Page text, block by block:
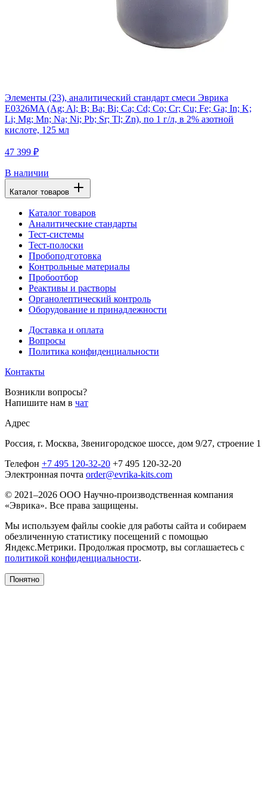
Элементы (23), аналитический стандарт смеси Эврика
E0326MA (Ag; Al; B; Ba; Bi; Ca; Cd; Co; Cr; Cu; Fe; Ga; In; K;
Li; Mg; Mn; Na; Ni; Pb; Sr; Tl; Zn), по 1 г/л, в 2% азотной
кислоте, 125 мл
47 399 ₽
В наличии
Каталог товаров
Каталог товаров
Аналитические стандарты
Тест-системы
Тест-полоски
Пробоподготовка
Контрольные материалы
Пробоотбор
Реактивы и растворы
Органолептический контроль
Оборудование и принадлежности
Доставка и оплата
Вопросы
Политика конфиденциальности
Контакты
Возникли вопросы?
Напишите нам в чат
Адрес
Россия, г. Москва, Звенигородское шоссе, дом 9/27, строение 1
Телефон +7 495 120-32-20 +7 495 120-32-20
Электронная почта order@evrika-kits.com
© 2021–2026 ООО Научно-производственная компания
«Эврика». Все права защищены.
Мы используем файлы cookie для работы сайта и собираем
обезличенную статистику посещений с помощью
Яндекс.Метрики. Продолжая просмотр, вы соглашаетесь с
политикой конфиденциальности.
Понятно